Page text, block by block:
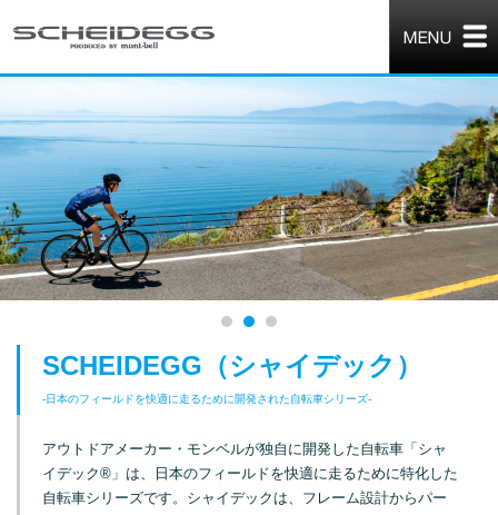
SCHEIDEGG（シャイデック）
-日本のフィールドを快適に走るために開発された自転車シリーズ-
アウトドアメーカー・モンベルが独自に開発した自転車「シャ
イデック®」は、日本のフィールドを快適に走るために特化した
自転車シリーズです。シャイデックは、フレーム設計からパー